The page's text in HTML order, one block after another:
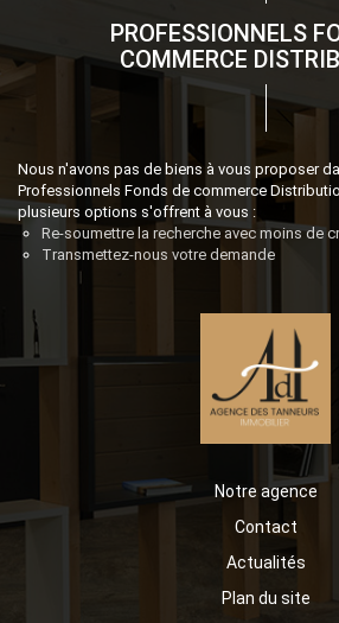
PROFESSIONNELS
COMMERCE
Nous n'avons pas de biens à vous proposer
Professionnels Fonds de commerce
plusieurs options s'offrent à vous :
Re-soumettre la recherche avec moins de
Transmettez-nous votre demande
Notre agence
Contact
Actualités
Plan du site